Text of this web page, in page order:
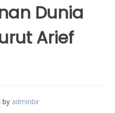
Dunia
Arief
by adminbir